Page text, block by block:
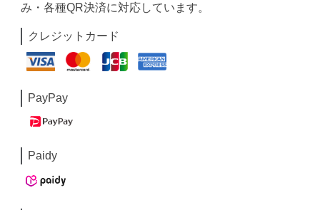
み・各種QR決済に対応しています。
クレジットカード
PayPay
Paidy